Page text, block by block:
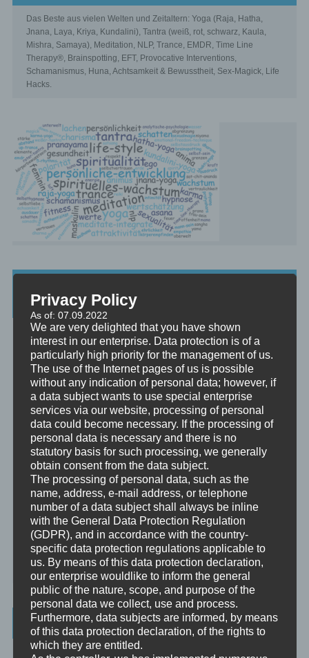
Das Beste aus vielen Welten und Zeitaltern: Yoga (Raja, Hatha,
Jnana, Laya, Kriya, Kundalini), Tantra (weiß, rot, schwarz, Kaula,
Mishra, Samaya), Meditation, NLP, Trance, EMDR, Time Line
Therapy®, Brainspotting, EFT, Provocative Interventions,
Schamanismus, Huna, Achtsamkeit & Bewusstheit, Sex-Magick, Life
Hacks.
Ausbildung
Beratung
Beratung ist das individuelle Aufarbeiten verschiedenster
Problemstellungen durch Interaktion zwischen einer unabhängigen
Person und einem Klienten.
Mentoring
Mentoring ist das individualisierte Weitergeben von Wissen und
Erfahrungen durch Interaktion zwischen einer erfahrenen Person
und einem Klienten.
Supervision
Supervision ist das individualisierte Reflektieren der gemachten
oder anstehenden professionellen Erfahrungen durch Interaktion
zwischen einem Supervisor und einem Klienten.
Ausbildung
Ausbildung ist die angepasste Vermittlung von allgemeinem Wissen
und praktischen Fertigkeiten zu diesem Wissen durch eine
erfahrene Person an Klienten.
Wissenswertes
☞ Ablauf einer Beratung
Privacy Policy
As of: 07.09.2022
We are very delighted that you have shown
interest in our enterprise. Data protection is of a
particularly high priority for the management of us.
The use of the Internet pages of us is possible
without any indication of personal data; however, if
a data subject wants to use special enterprise
services via our website, processing of personal
data could become necessary. If the processing of
personal data is necessary and there is no
statutory basis for such processing, we generally
obtain consent from the data subject.
The processing of personal data, such as the
name, address, e-mail address, or telephone
number of a data subject shall always be inline
with the General Data Protection Regulation
(GDPR), and in accordance with the country-
specific data protection regulations applicable to
us. By means of this data protection declaration,
our enterprise wouldlike to inform the general
public of the nature, scope, and purpose of the
personal data we collect, use and process.
Furthermore, data subjects are informed, by means
of this data protection declaration, of the rights to
which they are entitled.